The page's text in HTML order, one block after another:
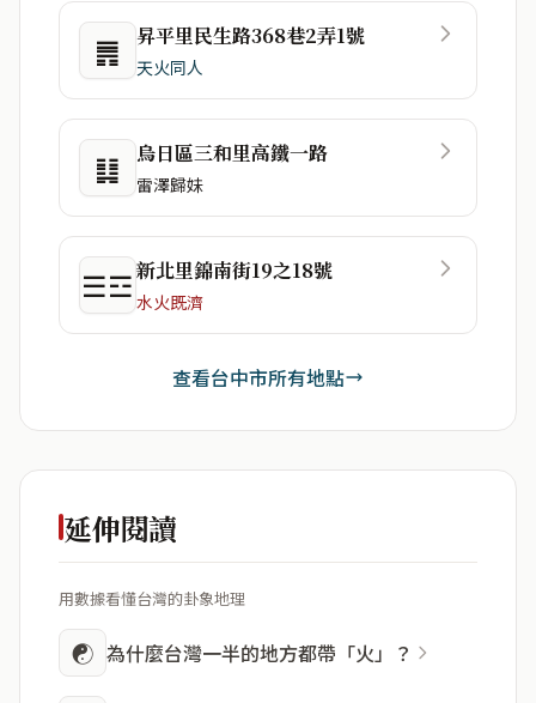
䷠ 昇平里民生路368巷2弄1號
天火同人
䷆ 烏日區三和里高鐵一路
雷澤歸妹
☰☲新北里錦南街19之18號
水火既濟
查看台中市所有地點
延伸閱讀
用數據看懂台灣的卦象地理
☯ 為什麼台灣一半的地方都帶「火」？